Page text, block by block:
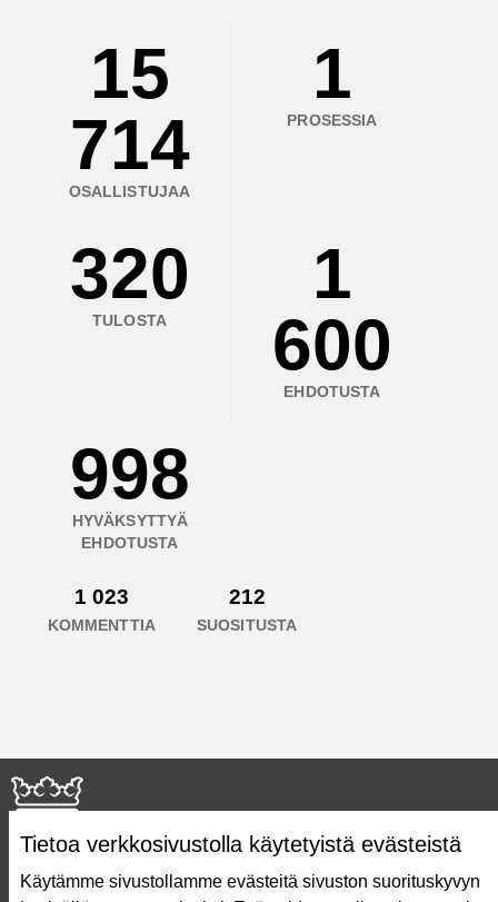
Tietoa verkkosivustolla käytetyistä evästeistä
Käytämme sivustollamme evästeitä sivuston suorituskyvyn
15
714
OSALLISTUJAA
1
PROSESSIA
320
TULOSTA
1
600
EHDOTUSTA
998
HYVÄKSYTTYÄ
EHDOTUSTA
1 023
KOMMENTTIA
212
SUOSITUSTA